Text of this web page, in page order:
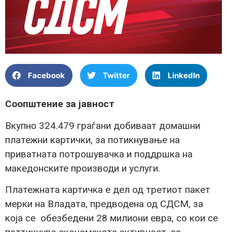
Facebook Twitter LinkedIn
Соопштение за јавност
Вкупно 324.479 граѓани добиваат домашни
платежни картички, за потикнување на
приватната потрошувачка и поддршка на
македонските производи и услуги.
Платежната картичка е дел од третиот пакет
мерки на Владата, предводена од СДСМ, за
која се обезбедени 28 милиони евра, со кои се